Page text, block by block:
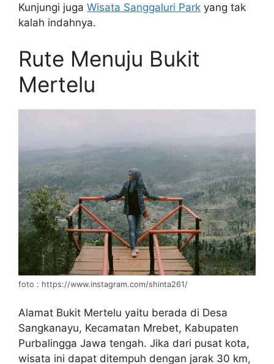
Kunjungi juga Wisata Sanggaluri Park yang tak
kalah indahnya.
Rute Menuju Bukit
Mertelu
foto : https://www.instagram.com/shinta261/
Alamat Bukit Mertelu yaitu berada di Desa
Sangkanayu, Kecamatan Mrebet, Kabupaten
Purbalingga Jawa tengah. Jika dari pusat kota,
wisata ini dapat ditempuh dengan jarak 30 km,